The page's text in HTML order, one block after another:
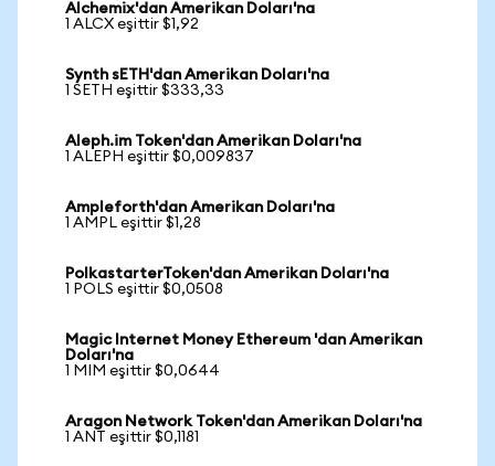
Alchemix'dan Amerikan Doları'na
1 ALCX eşittir $1,92
Synth sETH'dan Amerikan Doları'na
1 SETH eşittir $333,33
Aleph.im Token'dan Amerikan Doları'na
1 ALEPH eşittir $0,009837
Ampleforth'dan Amerikan Doları'na
1 AMPL eşittir $1,28
PolkastarterToken'dan Amerikan Doları'na
1 POLS eşittir $0,0508
Magic Internet Money Ethereum 'dan Amerikan
Doları'na
1 MIM eşittir $0,0644
Aragon Network Token'dan Amerikan Doları'na
1 ANT eşittir $0,1181